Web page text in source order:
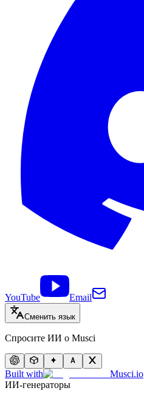
YouTube Email
Сменить язык
Спросите ИИ о Musci
Built with
Musci.io
ИИ-генераторы